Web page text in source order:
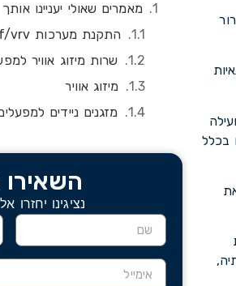
בכלל
מאמרים שאולי יעניינו אותך
התקנת מערכות vrf/vrv
שרות מיזוג אוויר
מיזוג אוויר
מזגנים ניידים
נציגינו יחזרו